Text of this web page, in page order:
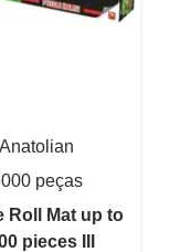
Anatolian
peças
Roll Mat up to
pieces III